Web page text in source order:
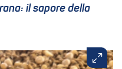
il sapore della